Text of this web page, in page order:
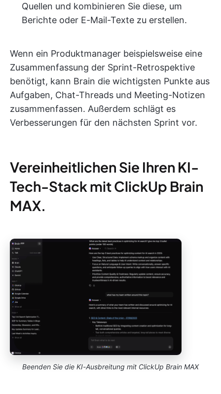
Quellen und kombinieren Sie diese, um
Berichte oder E-Mail-Texte zu erstellen.
Wenn ein Produktmanager beispielsweise eine
Zusammenfassung der Sprint-Retrospektive
benötigt, kann Brain die wichtigsten Punkte aus
Aufgaben, Chat-Threads und Meeting-Notizen
zusammenfassen. Außerdem schlägt es
Verbesserungen für den nächsten Sprint vor.
Vereinheitlichen Sie Ihren KI-
Tech-Stack mit ClickUp Brain
MAX.
Beenden Sie die KI-Ausbreitung mit ClickUp Brain MAX